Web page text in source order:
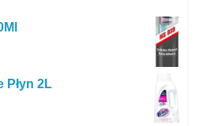
Płyn 2L